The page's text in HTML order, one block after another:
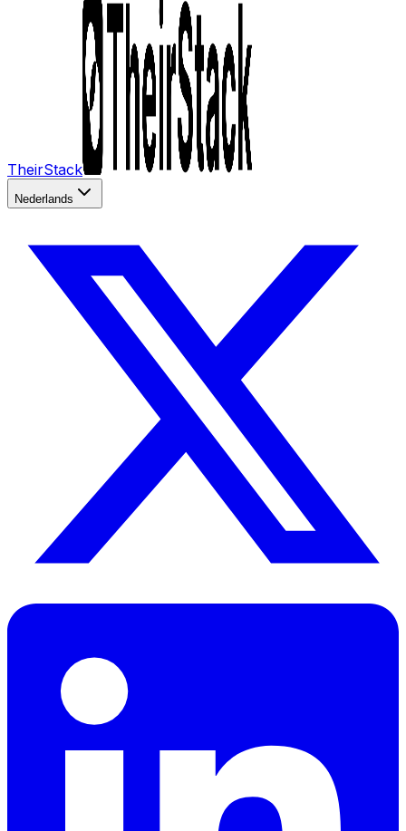
TheirStack
Nederlands